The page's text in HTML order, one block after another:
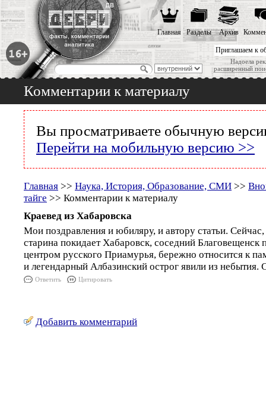
Приглашаем к
Надоела
расширенный
Главная Разделы Архив
Комментарии к материалу
Вы просматриваете обычную
Перейти на мобильную версию >>
Главная >> Наука, История, Образование, СМИ >>
тайге >> Комментарии к материалу
Краевед из Хабаровска
Мои поздравления и юбиляру, и автору статьи. Сейчас,
старина покидает Хабаровск, соседний Благовещенск
центром русского Приамурья, бережно относится к
и легендарный Албазинский острог явили из небытия.
Ответить Цитировать
Добавить комментарий